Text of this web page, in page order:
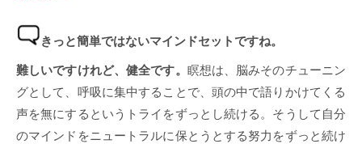
きっと簡単ではないマインドセットですね。
難しいですけれど、健全です。 瞑想は、脳みそのチューニン
グとして、呼吸に集中することで、頭の中で語りかけてくる
声を無にするというトライをずっとし続ける。そうして自分
のマインドをニュートラルに保とうとする努力をずっと続け